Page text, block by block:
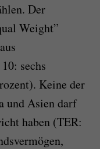
Der
Weight”
sechs
Keine der
und Asien darf
haben (TER: